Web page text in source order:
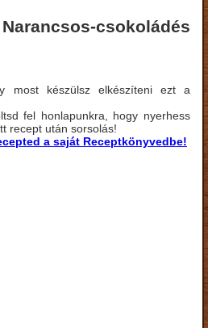
csokoládés
most készülsz elkészíteni ezt a
fel honlapunkra, hogy nyerhess
recept után sorsolás!
a saját Receptkönyvedbe!